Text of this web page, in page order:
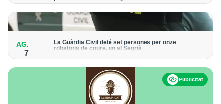
forma progressiva
AG.
7
La Guàrdia Civil deté set persones per onze
robatoris de coure, un al Segrià
Publicitat